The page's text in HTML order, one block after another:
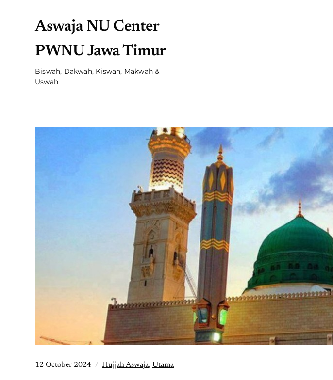
Aswaja NU Center
PWNU Jawa Timur
Biswah, Dakwah, Kiswah, Makwah &
Uswah
12 October 2024 Hujjah Aswaja, Utama